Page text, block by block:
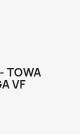
TOWA
VF